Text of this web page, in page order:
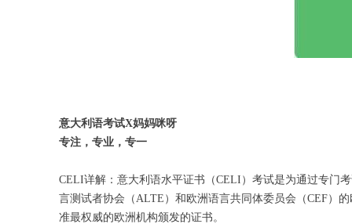
意大利语考试X妈妈咪呀
专注，专业，专一
CELI详解：意大利语水平证书（CELI）考试是为通过专门
言测试者协会（ALTE）和欧洲语言共同体委员会（CEF）
准最权威的欧洲机构颁发的证书。